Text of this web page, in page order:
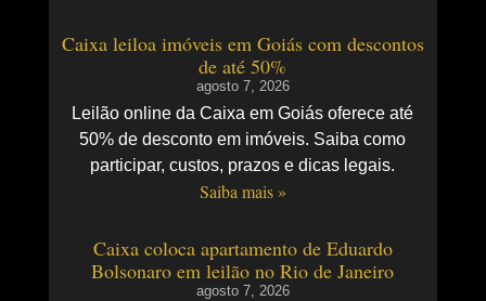
Caixa leiloa imóveis em Goiás com descontos
de até 50%
agosto 7, 2026
Leilão online da Caixa em Goiás oferece até
50% de desconto em imóveis. Saiba como
participar, custos, prazos e dicas legais.
Saiba mais »
Caixa coloca apartamento de Eduardo
Bolsonaro em leilão no Rio de Janeiro
agosto 7, 2026